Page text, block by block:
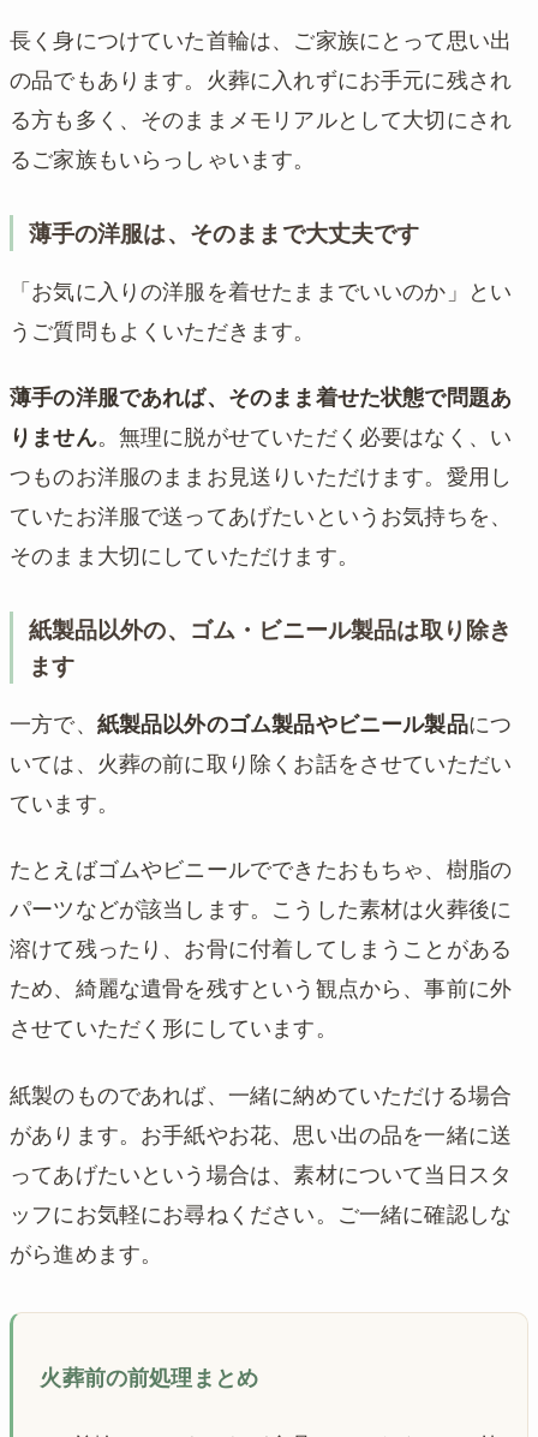
長く身につけていた首輪は、ご家族にとって思い出
の品でもあります。火葬に入れずにお手元に残され
る方も多く、そのままメモリアルとして大切にされ
るご家族もいらっしゃいます。
薄手の洋服は、そのままで大丈夫です
「お気に入りの洋服を着せたままでいいのか」とい
うご質問もよくいただきます。
薄手の洋服であれば、そのまま着せた状態で問題あ
りません。無理に脱がせていただく必要はなく、い
つものお洋服のままお見送りいただけます。愛用し
ていたお洋服で送ってあげたいというお気持ちを、
そのまま大切にしていただけます。
紙製品以外の、ゴム・ビニール製品は取り除き
ます
一方で、 紙製品以外のゴム製品やビニール製品につ
いては、火葬の前に取り除くお話をさせていただい
ています。
たとえばゴムやビニールでできたおもちゃ、樹脂の
パーツなどが該当します。こうした素材は火葬後に
溶けて残ったり、お骨に付着してしまうことがある
ため、綺麗な遺骨を残すという観点から、事前に外
させていただく形にしています。
紙製のものであれば、一緒に納めていただける場合
があります。お手紙やお花、思い出の品を一緒に送
ってあげたいという場合は、素材について当日スタ
ッフにお気軽にお尋ねください。ご一緒に確認しな
がら進めます。
火葬前の前処理まとめ